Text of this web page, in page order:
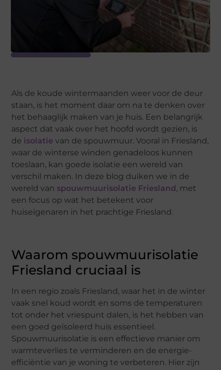
Als de koude wintermaanden weer voor de deur
staan, is het moment daar om na te denken over
het behaaglijk maken van je huis. Een belangrijk
aspect dat vaak over het hoofd wordt gezien, is
de isolatie van de spouwmuur. Vooral in Friesland,
waar de winterse winden genadeloos kunnen
toeslaan, kan goede isolatie een wereld van
verschil maken. In deze blog duiken we in de
wereld van spouwmuurisolatie Friesland , met
een focus op wat het betekent voor
huiseigenaren in het prachtige Friesland.
Waarom spouwmuurisolatie
Friesland cruciaal is
In een regio zoals Friesland, waar het in de winter
vaak snel koud wordt en soms de temperaturen
tot onder het vriespunt dalen, is het hebben van
een goed geïsoleerd huis essentieel.
Spouwmuurisolatie is een effectieve manier om
warmteverlies te verminderen en de energie-
efficiëntie van je woning te verbeteren. Hier zijn